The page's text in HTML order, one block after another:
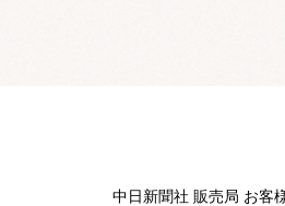
中日新聞社 販売局 お客